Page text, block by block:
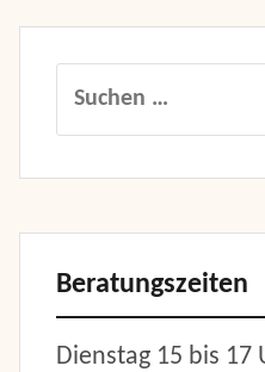
Suchen
Beratungszeiten
Dienstag 15 bis 17